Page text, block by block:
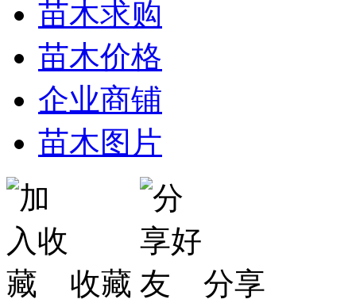
苗木求购
苗木价格
企业商铺
苗木图片
收藏 分享